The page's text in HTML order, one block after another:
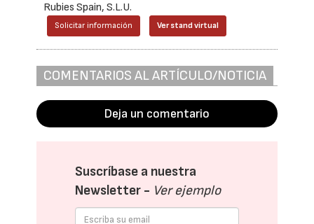
Rubies Spain, S.L.U.
Solicitar información Ver stand virtual
COMENTARIOS AL ARTÍCULO/NOTICIA
Deja un comentario
Suscríbase a nuestra
Newsletter - Ver ejemplo